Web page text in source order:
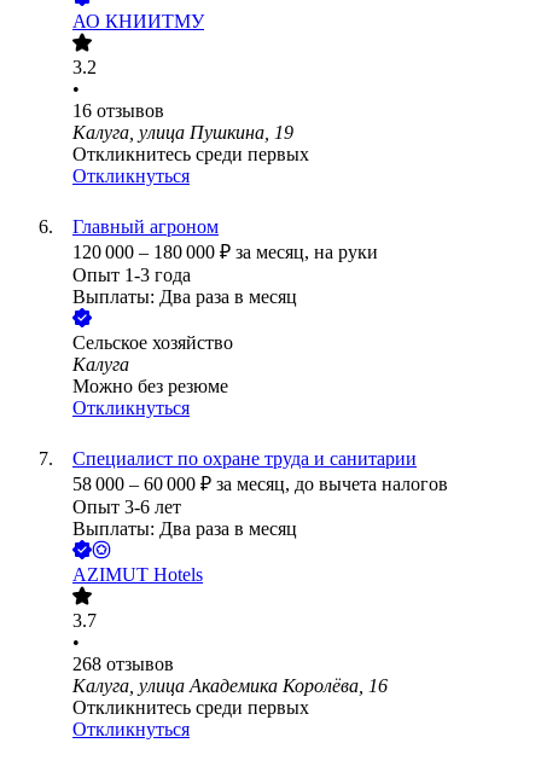
АО КНИИТМУ
3.2
•
16 отзывов
Калуга, улица Пушкина, 19
Откликнитесь среди первых
Откликнуться
Главный агроном
120 000 – 180 000 ₽ за месяц, на руки
Опыт 1-3 года
Выплаты: Два раза в месяц
Сельское хозяйство
Калуга
Можно без резюме
Откликнуться
Специалист по охране труда и санитарии
58 000 – 60 000 ₽ за месяц, до вычета налогов
Опыт 3-6 лет
Выплаты: Два раза в месяц
AZIMUT Hotels
3.7
•
268 отзывов
Калуга, улица Академика Королёва, 16
Откликнитесь среди первых
Откликнуться